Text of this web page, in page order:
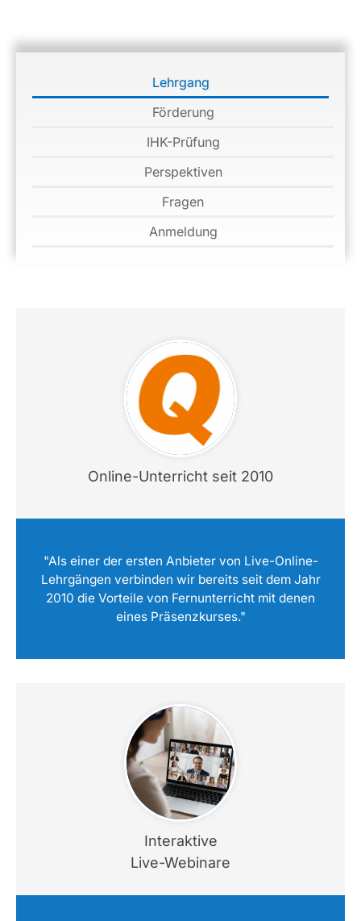
Lehrgang
Förderung
IHK-Prüfung
Perspektiven
Fragen
Anmeldung
"Als einer der ersten Anbieter von Live-Online-
Lehrgängen verbinden wir bereits seit dem Jahr
2010 die Vorteile von Fernunterricht mit denen
eines Präsenzkurses."
Online-Unterricht seit 2010
Interaktive
Live-Webinare